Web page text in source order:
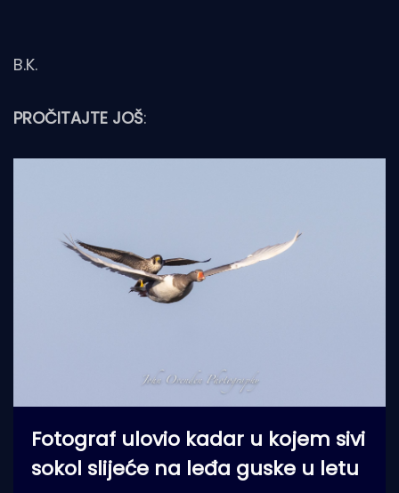
B.K.
PROČITAJTE JOŠ:
Fotograf ulovio kadar u kojem sivi
sokol slijeće na leđa guske u letu